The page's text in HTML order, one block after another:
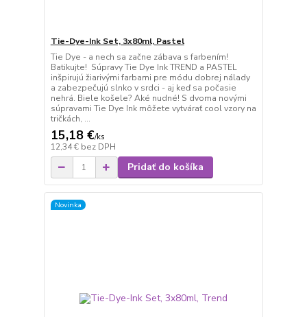
Tie-Dye-Ink Set, 3x80ml, Pastel
Tie Dye - a nech sa začne zábava s farbením!
Batikujte! Súpravy Tie Dye Ink TREND a PASTEL
inšpirujú žiarivými farbami pre módu dobrej nálady
a zabezpečujú slnko v srdci - aj keď sa počasie
nehrá. Biele košele? Aké nudné! S dvoma novými
súpravami Tie Dye Ink môžete vytvárať cool vzory na
tričkách, ...
15,18 €/ks
12,34 € bez DPH
Pridať do košíka
Novinka